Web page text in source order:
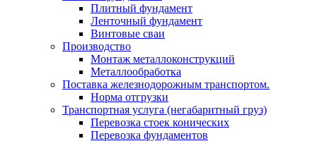
Плитный фундамент
Ленточный фундамент
Винтовые сваи
Производство
Монтаж металлоконструкций
Металлообработка
Поставка железнодорожным транспортом.
Норма отгрузки
Транспортная услуга (негабаритный груз)
Перевозка стоек конических
Перевозка фундаментов